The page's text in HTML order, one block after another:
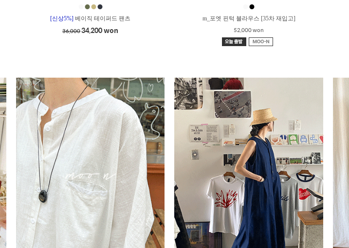
●●●
[신상5%]베이직 테이퍼드 팬츠
36,00034,200 won
●
m_포엣 핀턱 블라우스 [35차 재입고]
52,000 won